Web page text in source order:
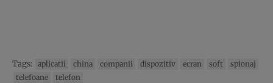
Tags: aplicatii china companii dispozitiv ecran soft
spionaj
telefoane
telefon